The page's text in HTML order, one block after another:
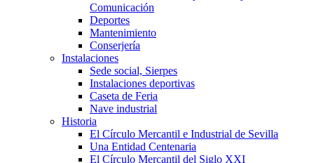
Comunicación
Deportes
Mantenimiento
Conserjería
Instalaciones
Sede social, Sierpes
Instalaciones deportivas
Caseta de Feria
Nave industrial
Historia
El Círculo Mercantil e Industrial de Sevilla
Una Entidad Centenaria
El Círculo Mercantil del Siglo XXI